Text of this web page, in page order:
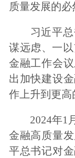
质量发展的必
习近平总
谋远虑、一
金融工作会
出加快建设
作上升到更高
2024年1月
金融高质量
平总书记对